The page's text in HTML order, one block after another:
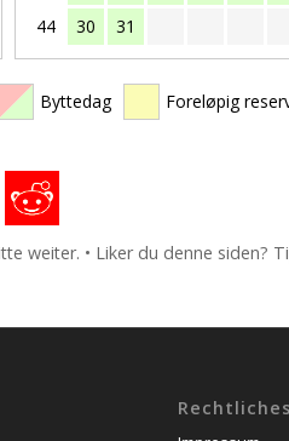
44
30 31
Byttedag Foreløpig
weiter. • Liker du denne siden?
Rechtliches